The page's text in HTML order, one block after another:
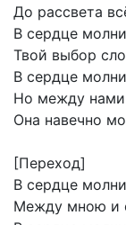
До рассвета
В сердце
Твой выбор
В сердце
Но между нами
Она навечно
[Переход]
В сердце
Между мною и